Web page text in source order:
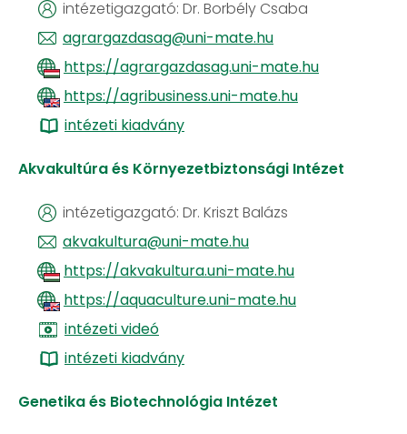
intézetigazgató: Dr. Borbély Csaba
agrargazdasag@uni-mate.hu
https://agrargazdasag.uni-mate.hu
https://agribusiness.uni-mate.hu
intézeti kiadvány
Akvakultúra és Környezetbiztonsági Intézet
intézetigazgató: Dr. Kriszt Balázs
akvakultura@uni-mate.hu
https://akvakultura.uni-mate.hu
https://aquaculture.uni-mate.hu
intézeti videó
intézeti kiadvány
Genetika és Biotechnológia Intézet